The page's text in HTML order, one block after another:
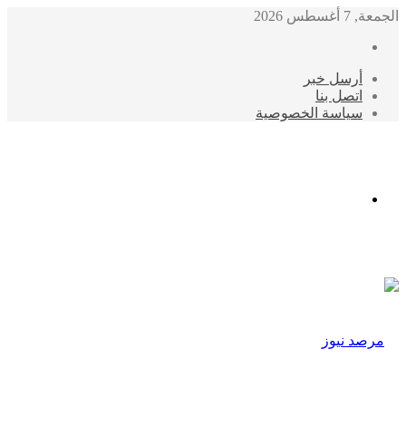
الجمعة, 7 أغسطس 2026
أرسل خبر
اتصل بنا
سياسة الخصوصية